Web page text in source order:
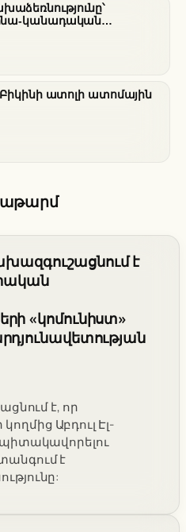
կանադական
համար
Բիկինի ատոլի ատոմային
է
«կոմունիստ»
է, որ
Աբդուլ Էլ-
պիտակավորելու
է